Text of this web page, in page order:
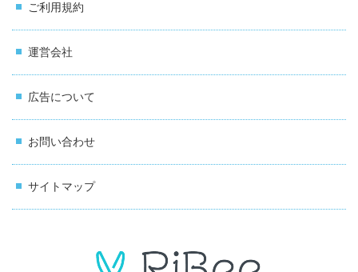
ご利用規約
運営会社
広告について
お問い合わせ
サイトマップ